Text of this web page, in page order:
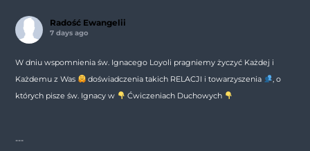
Radość Ewangelii
7 days ago
W dniu wspomnienia św. Ignacego Loyoli pragniemy życzyć Każdej i
Każdemu z Was
doświadczenia takich RELACJI i towarzyszenia
, o
których pisze św. Ignacy w
Ćwiczeniach Duchowych
---